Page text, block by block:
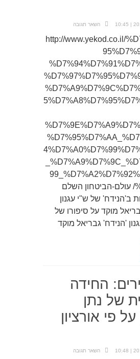
השאר תגובה
http://www.yekod.co.il/
%95%D7%9F/ עולם-הביטחון השלם
ב'הנידח' של ש"י עגנון
מוקד על סיפורו של
'הנידח' גבריאל מוקד
החידה
של נתן
פי אורציון
השאר תגובה